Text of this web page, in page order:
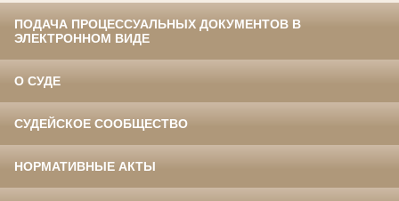
ПОДАЧА ПРОЦЕССУАЛЬНЫХ ДОКУМЕНТОВ В
ЭЛЕКТРОННОМ ВИДЕ
О СУДЕ
СУДЕЙСКОЕ СООБЩЕСТВО
НОРМАТИВНЫЕ АКТЫ